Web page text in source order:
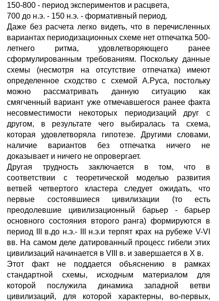
150-800 - период экспериментов и расцвета,
700 до н.э. - 150 н.э. - формативный период.
Даже без расчета легко видеть, что в перечисленных
вариантах периодизационных схеме нет отпечатка 500-
летнего ритма, удовлетворяющего ранее
сформулированным требованиям. Поскольку данные
схемы (несмотря на отсутствие отпечатка) имеют
определенное сходство с схемой А.Руса, постольку
можно рассматривать данную ситуацию как
смягченный вариант уже отмечавшегося ранее факта
несовместимости некоторых периодизаций друг с
другом, в результате чего выбиралась та схема,
которая удовлетворяла гипотезе. Другими словами,
наличие вариантов без отпечатка ничего не
доказывает и ничего не опровергает.
Другая трудность заключается в том, что в
соответствии с теоретической моделью развития
ветвей четвертого кластера следует ожидать, что
первые состоявшиеся цивилизации (то есть
преодолевшие цивилизационный барьер - барьер
основного состояния второго ранга) формируются в
период III в.до н.э.- III н.э.и терпят крах на рубеже V-VI
вв. На самом деле датированный процесс гибели этих
цивилизаций начинается в VIII в. и завершается в X в.
Этот факт не поддается объяснению в рамках
стандартной схемы, исходным материалом для
которой послужила динамика западной ветви
цивилизаций, для которой характерны, во-первых,